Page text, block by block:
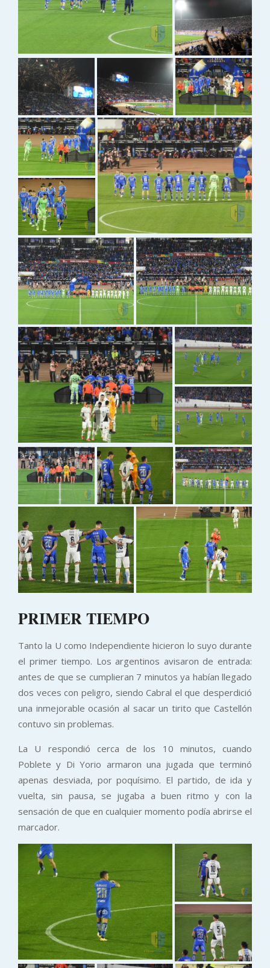
PRIMER TIEMPO
Tanto la U como Independiente hicieron lo suyo durante
el primer tiempo. Los argentinos avisaron de entrada:
antes de que se cumplieran 7 minutos ya habían llegado
dos veces con peligro, siendo Cabral el que desperdició
una inmejorable ocasión al sacar un tirito que Castellón
contuvo sin problemas.
La U respondió cerca de los 10 minutos, cuando
Poblete y Di Yorio armaron una jugada que terminó
apenas desviada, por poquísimo. El partido, de ida y
vuelta, sin pausa, se jugaba a buen ritmo y con la
sensación de que en cualquier momento podía abrirse el
marcador.